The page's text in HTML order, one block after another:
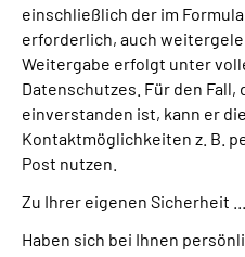
einschließlich der im
erforderlich, auch
Weitergabe erfolgt unter
Datenschutzes. Für den
einverstanden ist, kann er
Kontaktmöglichkeiten z. B.
Post nutzen.
Zu Ihrer eigenen Sicherheit ...
Haben sich bei Ihnen